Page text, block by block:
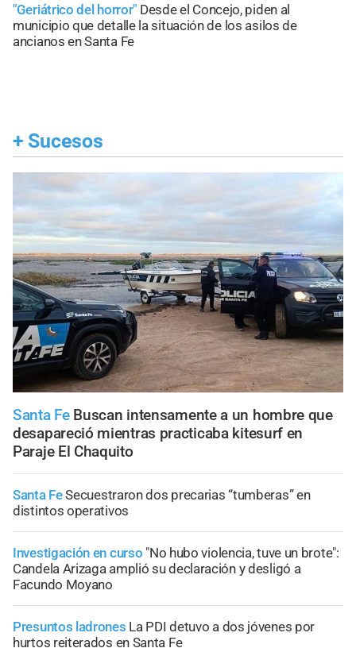
"Geriátrico del horror" Desde el Concejo, piden al
municipio que detalle la situación de los asilos de
ancianos en Santa Fe
+ Sucesos
Santa Fe Buscan intensamente a un hombre que
desapareció mientras practicaba kitesurf en
Paraje El Chaquito
Santa FeSecuestraron dos precarias “tumberas” en
distintos operativos
Investigación en curso "No hubo violencia, tuve un brote":
Candela Arizaga amplió su declaración y desligó a
Facundo Moyano
Presuntos ladrones La PDI detuvo a dos jóvenes por
hurtos reiterados en Santa Fe